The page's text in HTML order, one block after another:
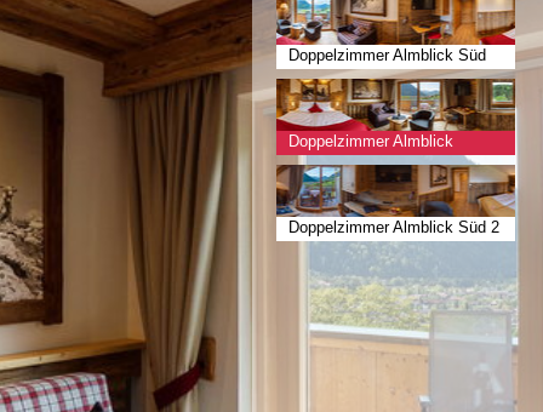
Doppelzimmer Almblick Süd
Doppelzimmer Almblick
Südwest
Doppelzimmer Almblick Süd 2